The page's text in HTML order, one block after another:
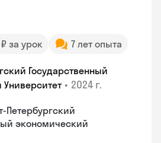
₽ за урок 7 лет опыта
Государственный
• 2024 г.
Петербургский
экономический